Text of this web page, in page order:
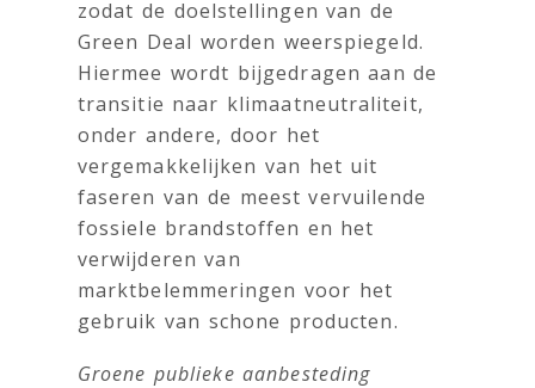
zodat de doelstellingen van de
Green Deal worden weerspiegeld.
Hiermee wordt bijgedragen aan de
transitie naar klimaatneutraliteit,
onder andere, door het
vergemakkelijken van het uit
faseren van de meest vervuilende
fossiele brandstoffen en het
verwijderen van
marktbelemmeringen voor het
gebruik van schone producten.
Groene publieke aanbesteding